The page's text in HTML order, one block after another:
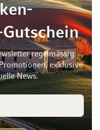
regelmässig
exklusive
News.